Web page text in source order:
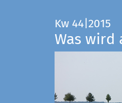
Kw 44|2015
Was wird